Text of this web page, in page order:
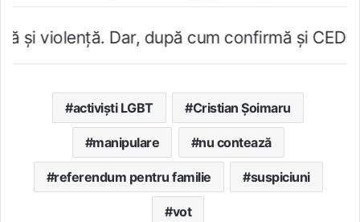
Dar, după cum confirmă şi CEDO în
activiști LGBT Cristian Șoimaru
manipulare nu contează
referendum pentru familie suspiciuni
vot